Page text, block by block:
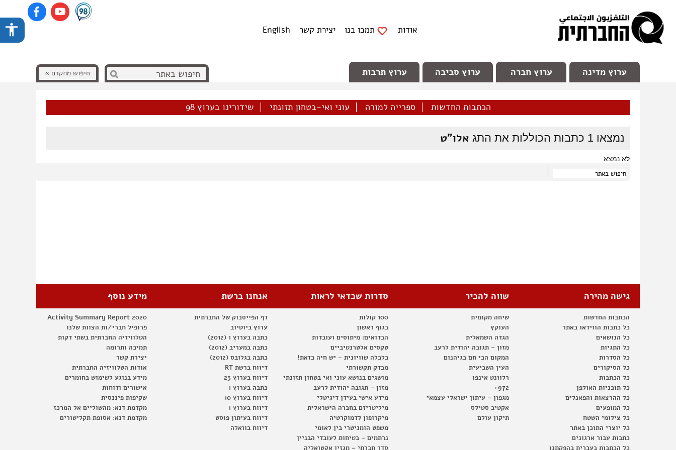
אודות תמכו בנו יצירת קשר English
ערוץ מדינה ערוץ חברה ערוץ סביבה ערוץ תרבות חיפוש מתקדם »
הכתבות החדשות ספרייה למורה עוני ואי-בטחון תזונתי שידורינו בערוץ 98
נמצאו 1 כתבות הכוללות את התג אלו"ט
לא נמצא
גישה מהירה
הכתבות החדשות
כל כתבות הווידאו באתר
כל הנושאים
כל התגיות
כל הסדרות
כל הסיקורים
כל הכתבות
כל תוכניות האולפן
כל ההרצאות והפאנלים
כל המופעים
כל צילומי השטח
כל יוצרי התוכן באתר
כתבות עבור ארגונים
כל הכתבות בעברית בהפקתנו
שווה להכיר
שיחה מקומית
העוקץ
הגדה השמאלית
מזון – תגובה יהודית לרעב
המקום הכי חם בגיהנום
העין השביעית
רלוונט אינפו
972+
מגפון – עיתון ישראלי עצמאי
אקטיב סטילס
תיקון עולם
סדרות שכדאי לראות
100 קולות
בגוף ראשון
הבדואים: מיתוסים ועובדות
טקסים אלטרנטיביים
כלכלה שוויונית – יש חיה כזאת!
מבדק תקשורתי
מושגים בנושא עוני ואי בטחון תזונתי
מזון – תגובה יהודית לרעב
מידע אישי בעידן דיגיטלי
מיליטריזם בחברה הישראלית
מיקרופון לדמוקרטיה
משפט הומניטרי בין לאומי
נרתמים – בטיחות לעובדי הבניין
סדר חברתי – מגזין אקטואליה
אנחנו ברשת
דף הפייסבוק של החברתית
ערוץ ביוטיוב
כתבה בערוץ 1 (2012)
כתבה במעריב (2012)
כתבה בגלובס (2012)
דיווח ברשת RT
דיווח בערוץ 23
כתבה בערוץ 1
דיווח בערוץ 10
דיווח בערוץ 1
דיווח בעיתון פוסט
דיווח בוואלה
מידע נוסף
Activity Summary Report 2020
פרופיל חברי/ות הצוות שלנו
הטלוויזיה החברתית בשתי דקות
תמיכה ותרומה
יצירת קשר
אודות הטלוויזיה החברתית
מידע בנוגע לשימוש בחומרים
אישורים ודוחות
שקיפות פיננסית
מקדמת דנא: מהשוליים אל המרכז
מקדמת דנא: אסופת תקליטורים